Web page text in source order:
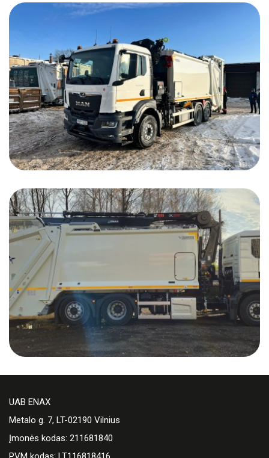
UAB ENAX
Metalo g. 7, LT-02190 Vilnius
Įmonės kodas: 211681840